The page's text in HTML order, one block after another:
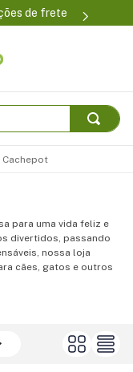
de frete
Cachepot
para uma vida feliz e
divertidos, passando
nossa loja
cães, gatos e outros